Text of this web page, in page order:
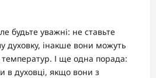
будьте уважні: не ставьте
духовку, інакше вони можуть
температур. І ще одна порада:
в духовці, якщо вони з